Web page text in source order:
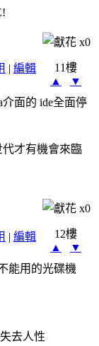
x0
| 編輯
11樓
▲
▼
面的 ide全面停
代才有機會來臨
x0
| 編輯
12樓
▲
▼
能用的光碟機
去人性